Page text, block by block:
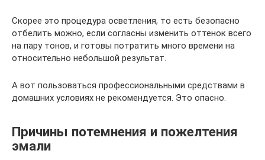
Скорее это процедура осветления, то есть безопасно
отбелить можно, если согласны изменить оттенок всего
на пару тонов, и готовы потратить много времени на
относительно небольшой результат.
А вот пользоваться профессиональными средствами в
домашних условиях не рекомендуется. Это опасно.
Причины потемнения и пожелтения
эмали